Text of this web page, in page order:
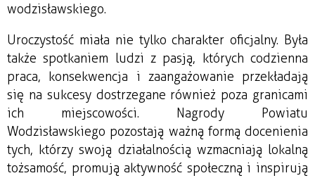
wodzisławskiego.
Uroczystość miała nie tylko charakter oficjalny. Była
także spotkaniem ludzi z pasją, których codzienna
praca, konsekwencja i zaangażowanie przekładają
się na sukcesy dostrzegane również poza granicami
ich miejscowości. Nagrody Powiatu
Wodzisławskiego pozostają ważną formą docenienia
tych, którzy swoją działalnością wzmacniają lokalną
tożsamość, promują aktywność społeczną i inspirują